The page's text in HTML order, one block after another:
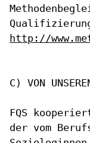
http://
C) VON
FQS
der vom